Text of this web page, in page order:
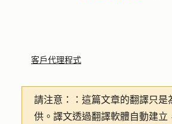
客戶代理程式
請注意：
：這篇文章的翻譯只是
供。譯文透過翻譯軟體自動建立